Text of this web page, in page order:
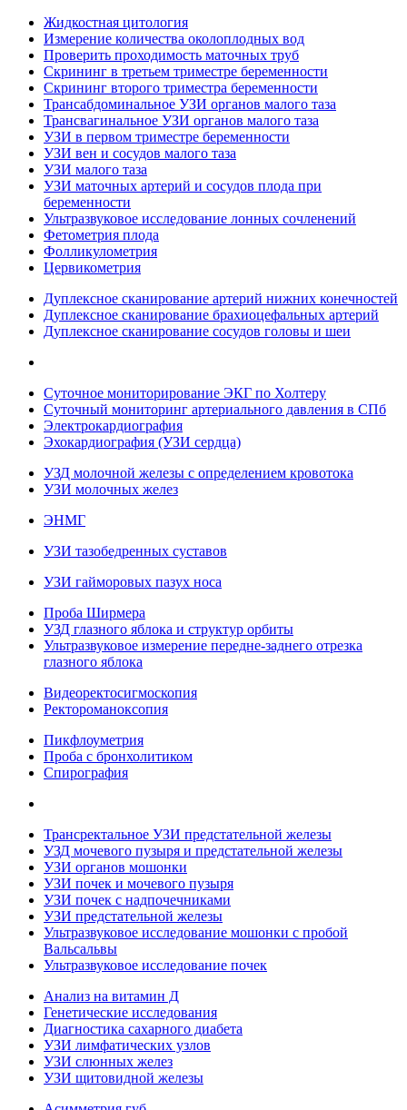
Жидкостная цитология
Измерение количества околоплодных вод
Проверить проходимость маточных труб
Скрининг в третьем триместре беременности
Скрининг второго триместра беременности
Трансабдоминальное УЗИ органов малого таза
Трансвагинальное УЗИ органов малого таза
УЗИ в первом триместре беременности
УЗИ вен и сосудов малого таза
УЗИ малого таза
УЗИ маточных артерий и сосудов плода при
беременности
Ультразвуковое исследование лонных сочленений
Фетометрия плода
Фолликулометрия
Цервикометрия
Дуплексное сканирование артерий нижних конечностей
Дуплексное сканирование брахиоцефальных артерий
Дуплексное сканирование сосудов головы и шеи
Суточное мониторирование ЭКГ по Холтеру
Суточный мониторинг артериального давления в СПб
Электрокардиография
Эхокардиография (УЗИ сердца)
УЗД молочной железы с определением кровотока
УЗИ молочных желез
ЭНМГ
УЗИ тазобедренных суставов
УЗИ гайморовых пазух носа
Проба Ширмера
УЗД глазного яблока и структур орбиты
Ультразвуковое измерение передне-заднего отрезка
глазного яблока
Видеоректосигмоскопия
Ректороманоксопия
Пикфлоуметрия
Проба с бронхолитиком
Спирография
Трансректальное УЗИ предстательной железы
УЗД мочевого пузыря и предстательной железы
УЗИ органов мошонки
УЗИ почек и мочевого пузыря
УЗИ почек с надпочечниками
УЗИ предстательной железы
Ультразвуковое исследование мошонки с пробой
Вальсальвы
Ультразвуковое исследование почек
Анализ на витамин Д
Генетические исследования
Диагностика сахарного диабета
УЗИ лимфатических узлов
УЗИ слюнных желез
УЗИ щитовидной железы